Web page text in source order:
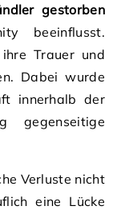
gestorben
beeinflusst.
Trauer und
Dabei wurde
innerhalb der
Verluste nicht
eine Lücke